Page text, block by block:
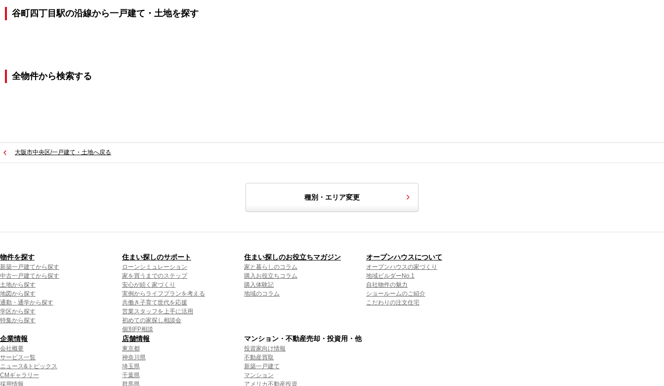
谷町四丁目駅の沿線から一戸建て・土地を探す
全物件から検索する
大阪市中央区/一戸建て・土地へ戻る
種別・エリア変更
物件を探す
新築一戸建てから探す
中古一戸建てから探す
土地から探す
地図から探す
通勤・通学から探す
学区から探す
特集から探す
住まい探しのサポート
ローンシミュレーション
家を買うまでのステップ
安心が続く家づくり
実例からライフプランを考える
共働き子育て世代を応援
営業スタッフを上手に活用
初めての家探し相談会
個別FP相談
住まい探しのお役立ちマガジン
家と暮らしのコラム
購入お役立ちコラム
購入体験記
地域のコラム
オープンハウスについて
オープンハウスの家づくり
地域ビルダーNo.1
自社物件の魅力
ショールームのご紹介
こだわりの注文住宅
企業情報
会社概要
サービス一覧
ニュース&トピックス
CMギャラリー
採用情報
店舗情報
東京都
神奈川県
埼玉県
千葉県
群馬県
マンション・不動産売却・投資用・他
投資家向け情報
不動産買取
新築一戸建て
マンション
アメリカ不動産投資